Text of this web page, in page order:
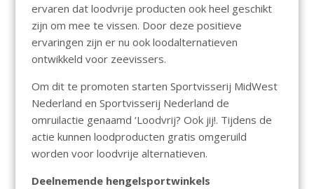
ervaren dat loodvrije producten ook heel geschikt
zijn om mee te vissen. Door deze positieve
ervaringen zijn er nu ook loodalternatieven
ontwikkeld voor zeevissers.
Om dit te promoten starten Sportvisserij MidWest
Nederland en Sportvisserij Nederland de
omruilactie genaamd ‘Loodvrij? Ook jij!. Tijdens de
actie kunnen loodproducten gratis omgeruild
worden voor loodvrije alternatieven.
Deelnemende hengelsportwinkels